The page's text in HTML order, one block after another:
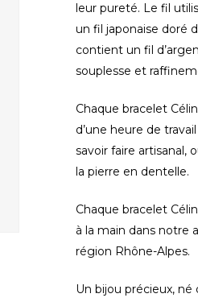
leur pureté. Le fil
un fil japonaise doré
contient un fil
souplesse et
Chaque bracelet
d’une heure de
savoir faire artisanal,
la pierre en dentelle.
Chaque bracelet
à la main dans notre
région Rhône-Alpes.
Un bijou précieux, né